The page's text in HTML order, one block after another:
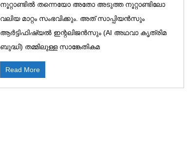
നൂറ്റാണ്ടിൽ തന്നെയോ അതോ അടുത്ത നൂറ്റാണ്ടിലോ
വലിയ മാറ്റം സംഭവിക്കും. അത് സാപ്പിയൻസും
ആർട്ടിഫിഷ്യൽ ഇന്റലിജൻസും (AI അഥവാ കൃത്രിമ
ബുദ്ധി) തമ്മിലുള്ള സാങ്കേതികമ
Read More